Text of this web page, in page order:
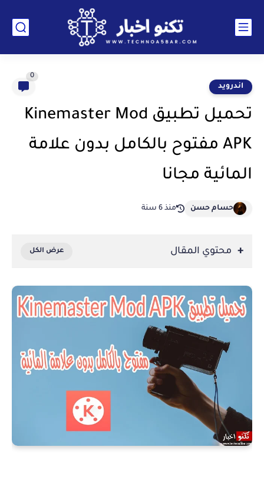
اندرويد
0
تحميل تطبيق Kinemaster Mod
APK مفتوح بالكامل بدون علامة
المائية مجانا
حسام حسن منذ 6 سنة
محتوي المقال